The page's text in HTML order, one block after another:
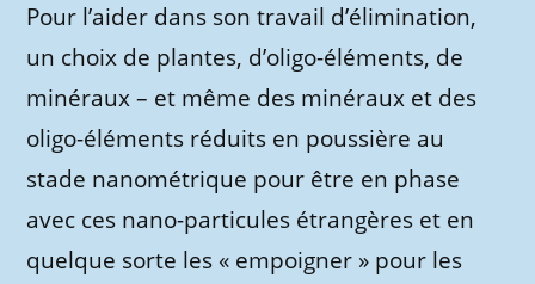
Pour l’aider dans son travail d’élimination,
un choix de plantes, d’oligo-éléments, de
minéraux – et même des minéraux et des
oligo-éléments réduits en poussière au
stade nanométrique pour être en phase
avec ces nano-particules étrangères et en
quelque sorte les « empoigner » pour les